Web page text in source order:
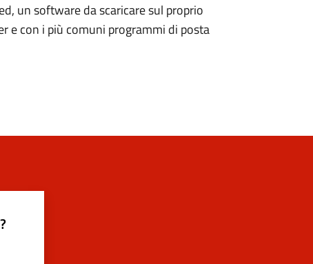
un software da scaricare sul proprio
e con i più comuni programmi di posta